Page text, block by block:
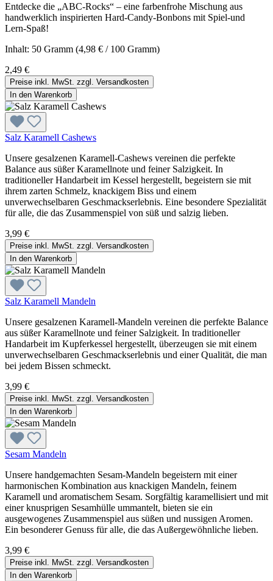
Entdecke die „ABC-Rocks“ – eine farbenfrohe Mischung aus
handwerklich inspirierten Hard-Candy-Bonbons mit Spiel-und
Lern-Spaß!
Inhalt: 50 Gramm (4,98 € / 100 Gramm)
2,49 €
Preise inkl. MwSt. zzgl. Versandkosten
In den Warenkorb
Salz Karamell Cashews
Unsere gesalzenen Karamell-Cashews vereinen die perfekte
Balance aus süßer Karamellnote und feiner Salzigkeit. In
traditioneller Handarbeit im Kessel hergestellt, begeistern sie mit
ihrem zarten Schmelz, knackigem Biss und einem
unverwechselbaren Geschmackserlebnis. Eine besondere Spezialität
für alle, die das Zusammenspiel von süß und salzig lieben.
3,99 €
Preise inkl. MwSt. zzgl. Versandkosten
In den Warenkorb
Salz Karamell Mandeln
Unsere gesalzenen Karamell-Mandeln vereinen die perfekte Balance
aus süßer Karamellnote und feiner Salzigkeit. In traditioneller
Handarbeit im Kupferkessel hergestellt, überzeugen sie mit einem
unverwechselbaren Geschmackserlebnis und einer Qualität, die man
bei jedem Bissen schmeckt.
3,99 €
Preise inkl. MwSt. zzgl. Versandkosten
In den Warenkorb
Sesam Mandeln
Unsere handgemachten Sesam-Mandeln begeistern mit einer
harmonischen Kombination aus knackigen Mandeln, feinem
Karamell und aromatischem Sesam. Sorgfältig karamellisiert und mit
einer knusprigen Sesamhülle ummantelt, bieten sie ein
ausgewogenes Zusammenspiel aus süßen und nussigen Aromen.
Ein besonderer Genuss für alle, die das Außergewöhnliche lieben.
3,99 €
Preise inkl. MwSt. zzgl. Versandkosten
In den Warenkorb